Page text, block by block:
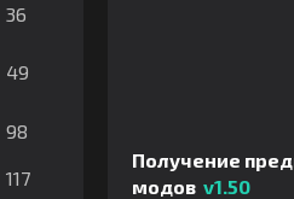
36
49
98
117
Получение
модов v1.50